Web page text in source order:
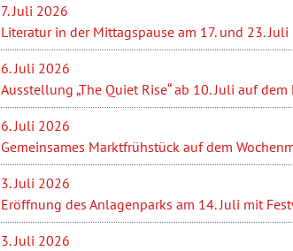
7. Juli 2026
Literatur in der Mittagspause am 17. und 23.
6. Juli 2026
Ausstellung „The Quiet Rise“ ab 10. Juli auf
6. Juli 2026
Gemeinsames Marktfrühstück auf dem
3. Juli 2026
Eröffnung des Anlagenparks am 14. Juli mit
3. Juli 2026